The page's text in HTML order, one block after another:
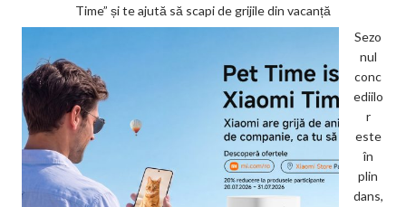
Time” și te ajută să scapi de grijile din vacanță
Sezo
nul
conc
ediilo
r
este
în
plin
dans,